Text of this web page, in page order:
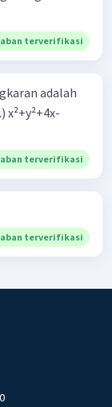
terverifikasi
adalah
x²+y²+4x-
terverifikasi
terverifikasi